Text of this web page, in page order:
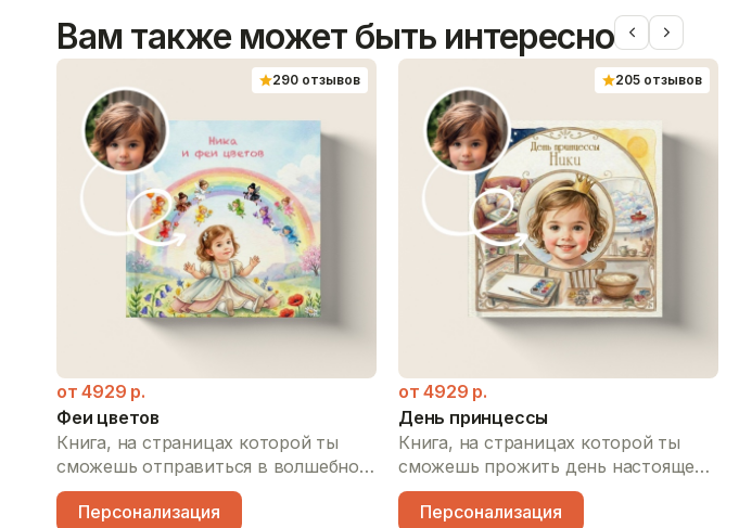
Вам также может быть интересно
290 отзывов
от4929 р.
Феи цветов
Книга, на страницах которой ты
сможешь отправиться в волшебное
путешествие на радугу,
познакомиться с феями всех
Персонализация
205 отзывов
от4929 р.
День принцессы
Книга, на страницах которой ты
сможешь прожить день настоящей
принцессы: самостоятельно
позавтракать, отправиться на
Персонализация